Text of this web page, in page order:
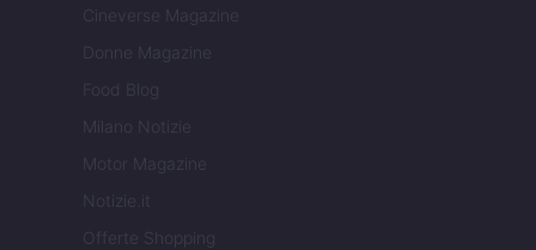
Cineverse Magazine
Donne Magazine
Food Blog
Milano Notizie
Motor Magazine
Notizie.it
Offerte Shopping